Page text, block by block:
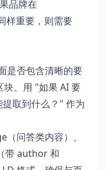
品牌在
样重要，则需要
是否包含清晰的要
块。用 "如果 AI 要
取到什么？" 作为
（问答类内容）、
带 author 和